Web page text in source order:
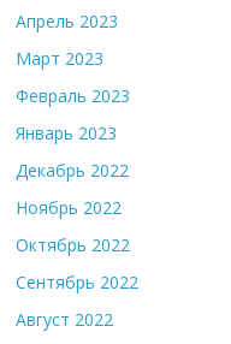
Апрель 2023
Март 2023
Февраль 2023
Январь 2023
Декабрь 2022
Ноябрь 2022
Октябрь 2022
Сентябрь 2022
Август 2022